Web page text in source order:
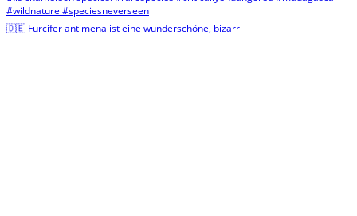
🇩🇪 Furcifer antimena ist eine wunderschöne, bizarr